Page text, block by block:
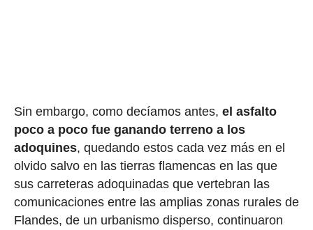
Sin embargo, como decíamos antes, el asfalto
poco a poco fue ganando terreno a los
adoquines, quedando estos cada vez más en el
olvido salvo en las tierras flamencas en las que
sus carreteras adoquinadas que vertebran las
comunicaciones entre las amplias zonas rurales de
Flandes, de un urbanismo disperso, continuaron